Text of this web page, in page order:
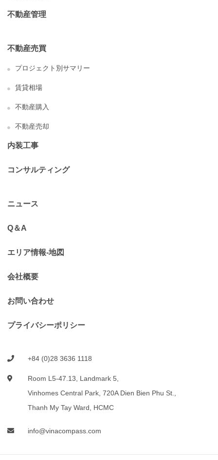
不動産管理
不動産売買
プロジェクト別サマリー
賃貸相場
不動産購入
不動産売却
内装工事
コンサルティング
ニュース
Q＆A
エリア情報-地図
会社概要
お問い合わせ
プライバシーポリシー
+84 (0)28 3636 1118
Room L5-47.13, Landmark 5,
Vinhomes Central Park, 720A Dien Bien Phu St.,
Thanh My Tay Ward, HCMC
info@vinacompass.com